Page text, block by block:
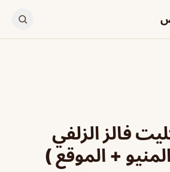
فالز الزلفي
+ الموقع )